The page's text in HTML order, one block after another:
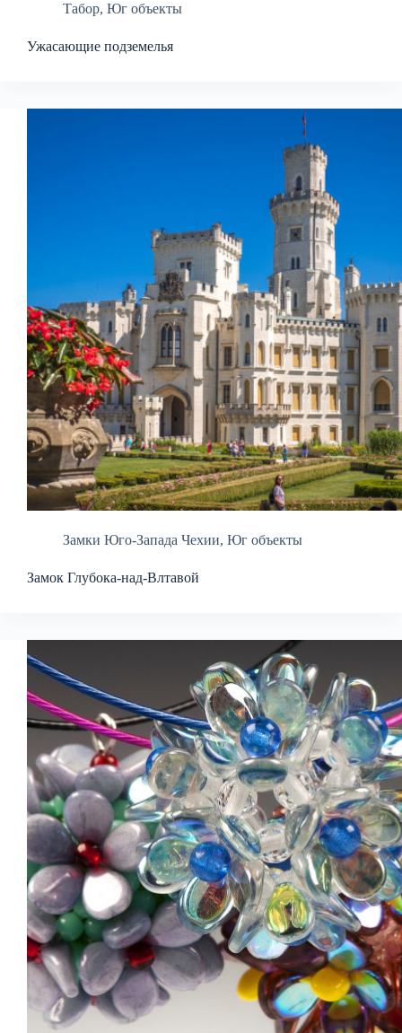
Табор, Юг объекты
Ужасающие подземелья
Замки Юго-Запада Чехии, Юг объекты
Замок Глубока-над-Влтавой